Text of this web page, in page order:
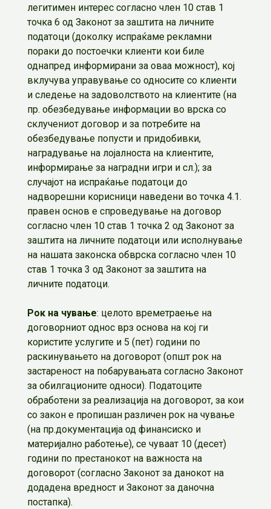
легитимен интерес согласно член 10 став 1
точка 6 од Законот за заштита на личните
податоци (доколку испраќаме рекламни
пораки до постоечки клиенти кои биле
однапред информирани за оваа можност), кој
вклучува управување со односите со клиенти
и следење на задоволството на клиентите (на
пр. обезбедување информации во врска со
склучениот договор и за потребите на
обезбедување попусти и придобивки,
наградување на лојалноста на клиентите,
информирање за наградни игри и сл.); за
случајот на испраќање податоци до
надворешни корисници наведени во точка 4.1.
правен основ е спроведување на договор
согласно член 10 став 1 точка 2 од Законот за
заштита на личните податоци или исполнување
на нашата законска обврска согласно член 10
став 1 точка 3 од Законот за заштита на
личните податоци.
Рок на чување: целото времетраење на
договорниот однос врз основа на кој ги
користите услугите и 5 (пет) години по
раскинувањето на договорот (општ рок на
застареност на побарувањата согласно Законот
за обилгационите односи). Податоците
обработени за реализација на договорот, за кои
со закон е пропишан различен рок на чување
(на пр.документација од финансиско и
материјално работење), се чуваат 10 (десет)
години по престанокот на важноста на
договорот (согласно Законот за данокот на
додадена вредност и Законот за даночна
постапка).